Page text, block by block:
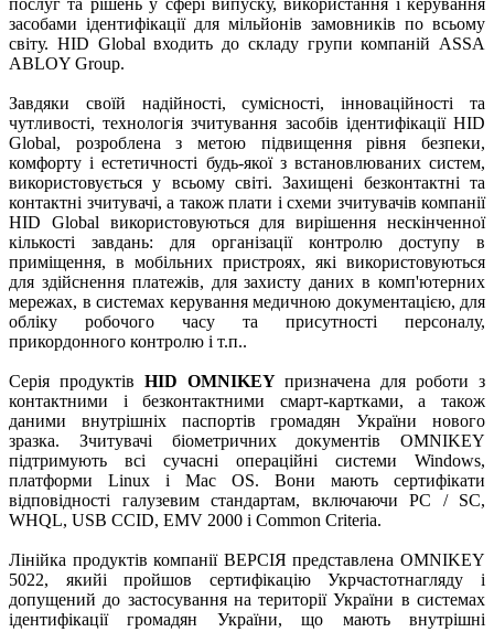
послуг та рішень у сфері випуску, використання і керування
засобами ідентифікації для мільйонів замовників по всьому
світу. HID Global входить до складу групи компаній ASSA
ABLOY Group.
Завдяки своїй надійності, сумісності, інноваційності та
чутливості, технологія зчитування засобів ідентифікації HID
Global, розроблена з метою підвищення рівня безпеки,
комфорту і естетичності будь-якої з встановлюваних систем,
використовується у всьому світі. Захищені безконтактні та
контактні зчитувачі, а також плати і схеми зчитувачів компанії
HID Global використовуються для вирішення нескінченної
кількості завдань: для організації контролю доступу в
приміщення, в мобільних пристроях, які використовуються
для здійснення платежів, для захисту даних в комп'ютерних
мережах, в системах керування медичною документацією, для
обліку робочого часу та присутності персоналу,
прикордонного контролю і т.п..
Cерія продуктів HID OMNIKEYпризначена для роботи з
контактними і безконтактними смарт-картками, а також
даними внутрішніх паспортів громадян України нового
зразка. Зчитувачі біометричних документів OMNIKEY
підтримують всі сучасні операційні системи Windows,
платформи Linux і Mac OS. Вони мають сертифікати
відповідності галузевим стандартам, включаючи PC / SC,
WHQL, USB CCID, EMV 2000 і Common Criteria.
Лінійка продуктів компанії ВЕРСІЯ представлена OMNIKEY
5022, якийі пройшов сертифікацію Укрчастотнагляду і
допущений до застосування на території України в системах
ідентифікації громадян України, що мають внутрішні